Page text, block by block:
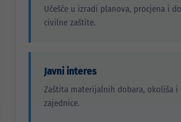
Učešće u izradi planova, procjena i
civilne zaštite.
Javni interes
Zaštita materijalnih dobara, okoliša i
zajednice.